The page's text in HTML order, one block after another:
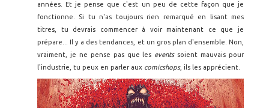
années. Et je pense que c'est un peu de cette façon que je
fonctionne. Si tu n'as toujours rien remarqué en lisant mes
titres, tu devrais commencer à voir maintenant ce que je
prépare... Il y a des tendances, et un gros plan d'ensemble. Non,
vraiment, je ne pense pas que les events soient mauvais pour
l'industrie, tu peux en parler aux comicshops, ils les apprécient.